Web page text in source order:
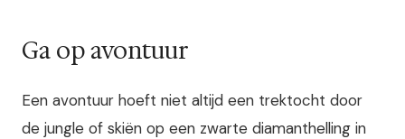
Ga op avontuur
Een avontuur hoeft niet altijd een trektocht door
de jungle of skiën op een zwarte diamanthelling in